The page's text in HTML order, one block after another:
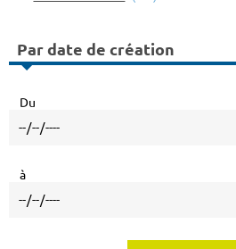
Par date de création
Du
à